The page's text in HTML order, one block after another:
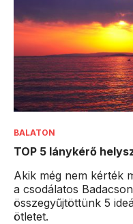
BALATON
TOP 5 lánykérő
Akik még nem kérték
a csodálatos
összegyűjtöttünk 5
ötletet.